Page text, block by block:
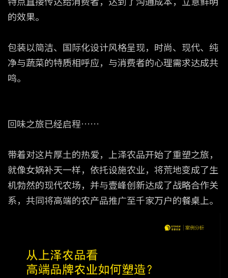
的效果。
包装以简洁、国际化设计风格呈现，时尚、现代、纯
净与蔬菜的特质相呼应，与消费者的心理需求达成共
鸣。
回味之旅已经启程……
带着对这片厚土的热爱，上泽农品开始了重塑之旅，
就像女娲补天一样，依托设施农业，将荒地变成了生
机勃然的现代农场，并与壹峰创新达成了战略合作关
系，共同将高端的农产品推广至千家万户的餐桌上。